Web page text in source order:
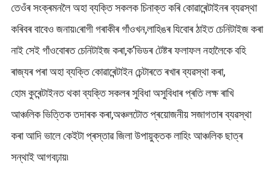
তেওঁৰ সংক্ৰমনলৈ অহা ব্যক্তি সকলক চিনাক্ত কৰি কোৱাৰেন্টাইনৰ ব্যৱস্থা
কৰিবৰ বাবেও জনায়৷ৰোগী গৰাকীৰ গাঁওখন,লাহিঙৰ যিবোৰ ঠাইত চেনিটাইজ কৰা
নাই সেই গাঁওবোৰত চেনিটাইজ কৰা,ক’ভিডৰ টেষ্টৰ ফলাফল নহালৈকে বহি
ৰাজ্যৰ পৰা অহা ব্যক্তি কোৱাৰেন্টাইন চেন্টাৰতে ৰখাৰ ব্যৱস্থা কৰা,
হোম কুৰেন্টাইনত থকা ব্যক্তি সকলৰ সুবিধা অসুবিধাৰ প্ৰতি লক্ষ ৰাখি
আঞ্চলিক ভিত্তিক তদাৰক কৰা,অঞ্চলটোত প্ৰয়োজনীয় সজাগতাৰ ব্যৱস্থা
কৰা আদি ভালে কেইটা প্ৰস্তাৱ জিলা উপায়ুক্তক লাহিং আঞ্চলিক ছাত্ৰ
সন্থাই আগবঢ়ায়৷